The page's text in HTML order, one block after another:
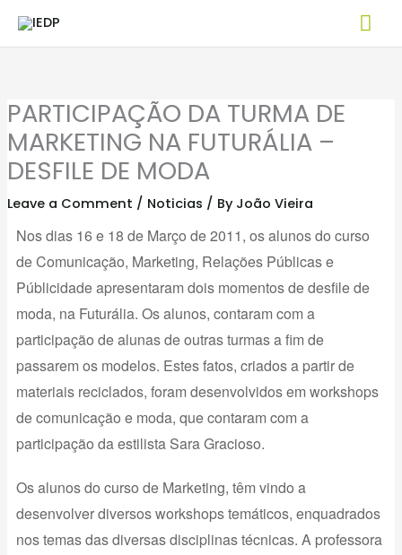
PARTICIPAÇÃO DA TURMA DE
MARKETING NA FUTURÁLIA –
DESFILE DE MODA
Leave a Comment / Noticias / By João Vieira
Nos dias 16 e 18 de Março de 2011, os alunos do curso
de Comunicação, Marketing, Relações Públicas e
Públicidade apresentaram dois momentosde desfile de
moda, na Futurália. Os alunos, contaram com a
participação de alunas de outras turmas a fim de
passarem os modelos. Estes fatos, criados a partir de
materiais reciclados, foram desenvolvidos em workshops
de comunicação e moda, que contaram com a
participação da estilista Sara Gracioso.
Os alunos do curso de Marketing, têm vindo a
desenvolver diversos workshops temáticos, enquadrados
nos temas das diversas disciplinas técnicas. A professora